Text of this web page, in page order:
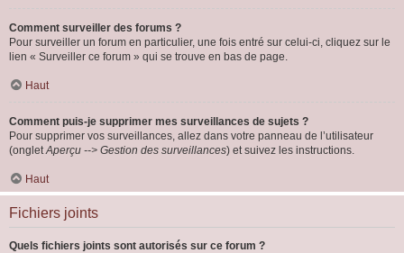
Comment surveiller des forums ?
Pour surveiller un forum en particulier, une fois entré sur celui-ci, cliquez sur le
lien « Surveiller ce forum » qui se trouve en bas de page.
Haut
Comment puis-je supprimer mes surveillances de sujets ?
Pour supprimer vos surveillances, allez dans votre panneau de l’utilisateur
(ongletAperçu --> Gestion des surveillances) et suivez les instructions.
Haut
Fichiers joints
Quels fichiers joints sont autorisés sur ce forum ?